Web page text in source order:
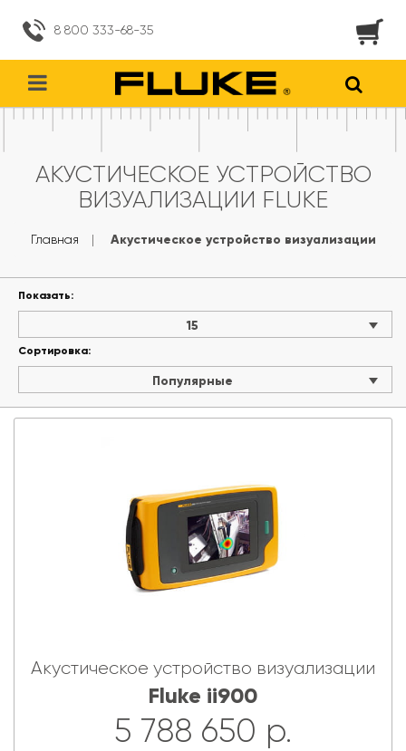
8 800 333-68-35
АКУСТИЧЕСКОЕ УСТРОЙСТВО
ВИЗУАЛИЗАЦИИ FLUKE
Главная Акустическое устройство визуализации
Показать:
15
Сортировка:
Популярные
Акустическое устройство визуализации
Fluke ii900
5 788 650 р.